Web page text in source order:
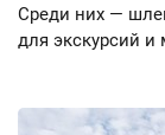
Среди них —
для экскурсий